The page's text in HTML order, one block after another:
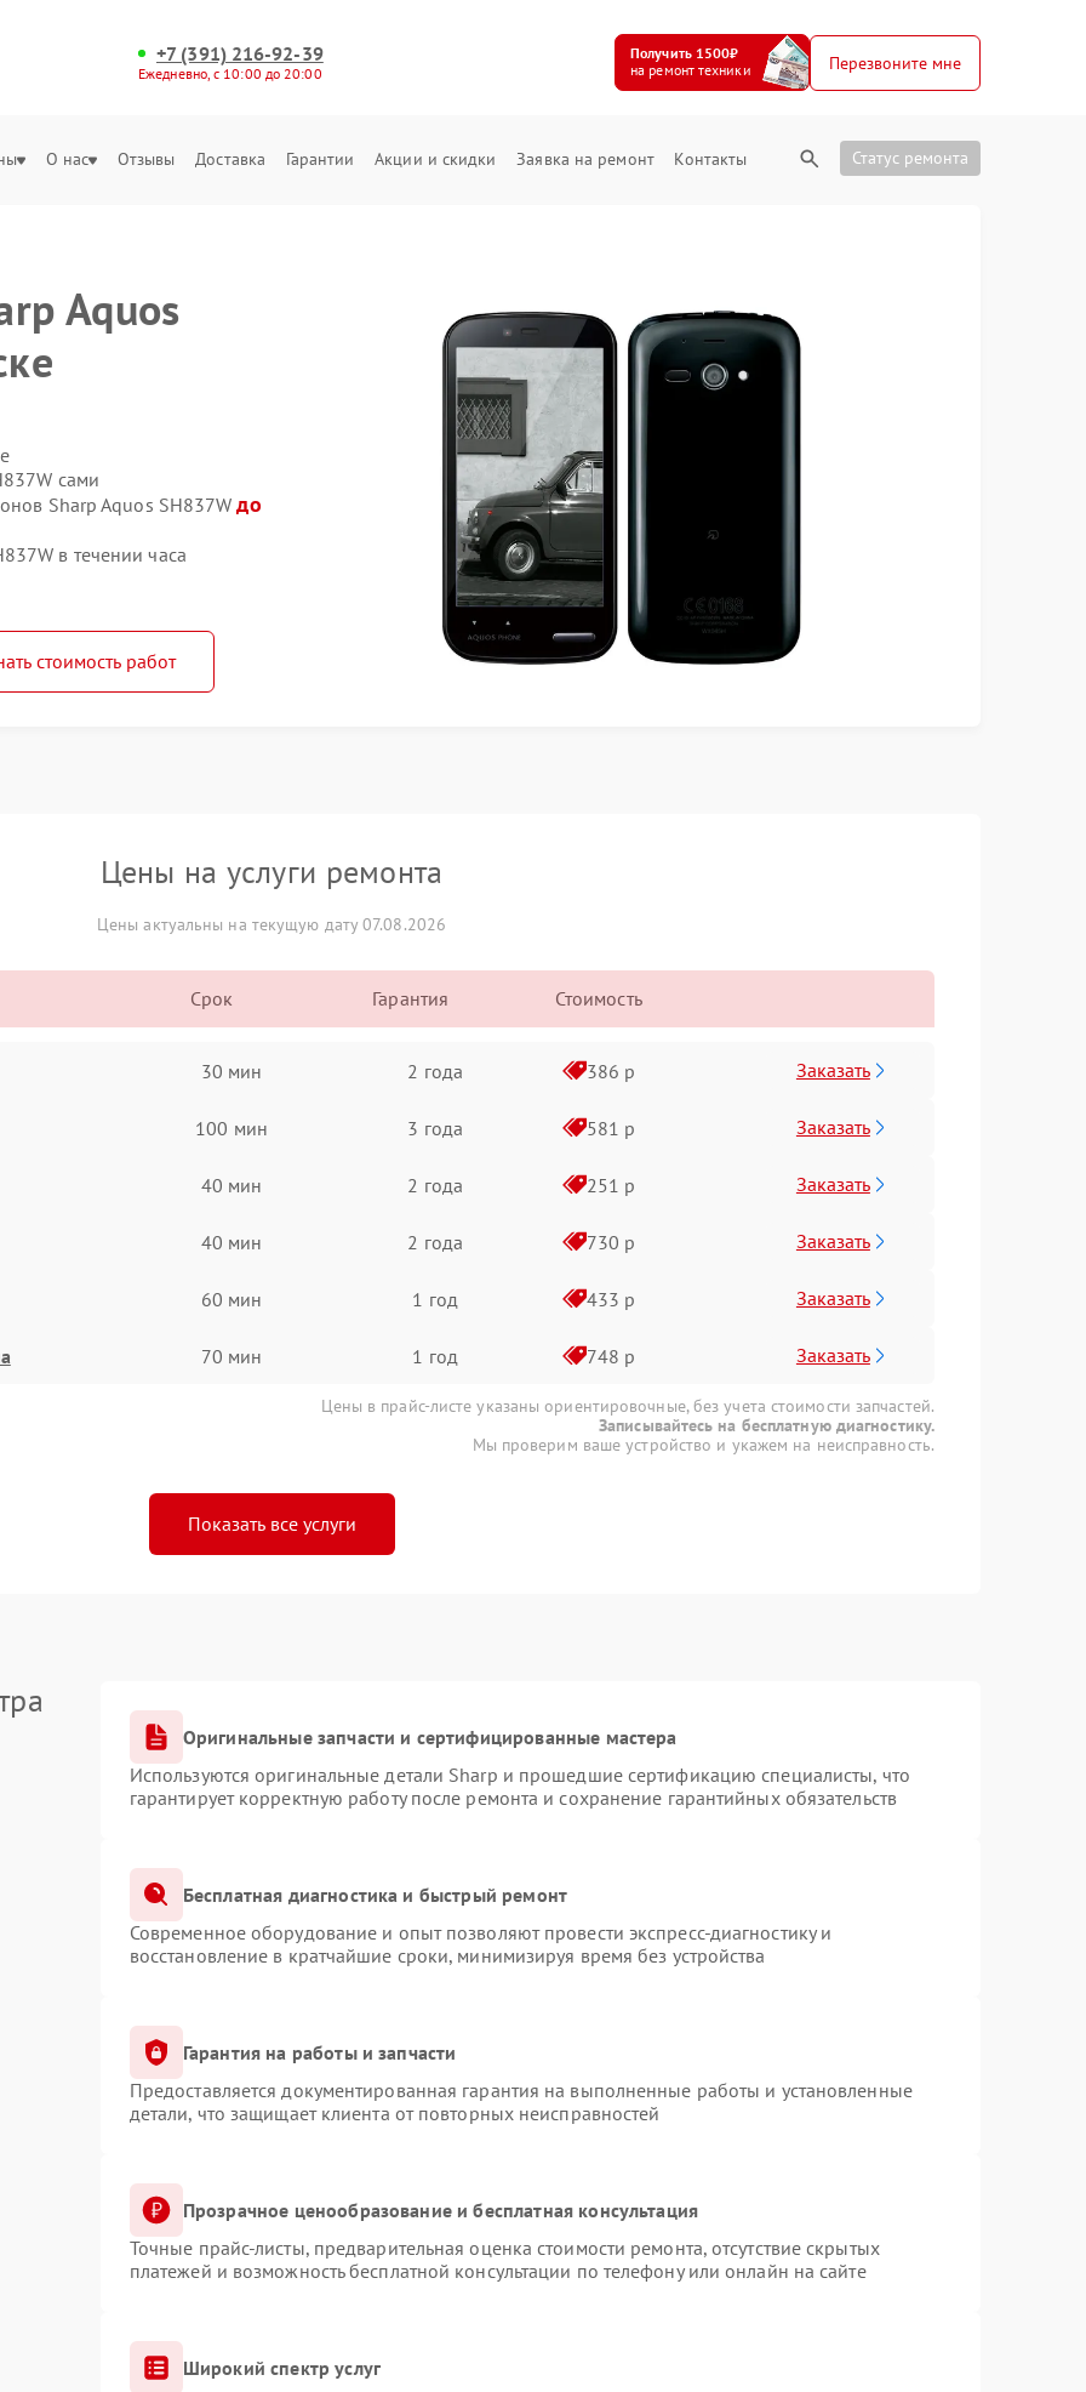
+7 (391) 216-92-39
Ежедневно, с 10:00 до 20:00
Получить 1500₽
на ремонт техники
Перезвоните мне
О нас Отзывы Доставка Гарантии Акции и скидки Заявка на ремонт Контакты Статус ремонта
Aquos
сами
Sharp Aquos SH837Wдо
в течении часа
стоимость работ
Цены на услуги ремонта
Цены актуальны на текущую дату 07.08.2026
Срок Гарантия Стоимость
30 мин 2 года 386 р Заказать
100 мин 3 года 581 р Заказать
40 мин 2 года 251 р Заказать
40 мин 2 года 730 р Заказать
60 мин 1 год 433 р Заказать
70 мин 1 год 748 р Заказать
Цены в прайс-листе указаны ориентировочные, без учета стоимости запчастей.
Записывайтесь на бесплатную диагностику.
Мы проверим ваше устройство и укажем на неисправность.
Показать все услуги
Оригинальные запчасти и сертифицированные мастера
Используются оригинальные детали Sharp и прошедшие сертификацию специалисты, что
гарантирует корректную работу после ремонта и сохранение гарантийных обязательств
Бесплатная диагностика и быстрый ремонт
Современное оборудование и опыт позволяют провести экспресс-диагностику и
восстановление в кратчайшие сроки, минимизируя время без устройства
Гарантия на работы и запчасти
Предоставляется документированная гарантия на выполненные работы и установленные
детали, что защищает клиента от повторных неисправностей
Прозрачное ценообразование и бесплатная консультация
Точные прайс-листы, предварительная оценка стоимости ремонта, отсутствие скрытых
платежей и возможность бесплатной консультации по телефону или онлайн на сайте
Широкий спектр услуг